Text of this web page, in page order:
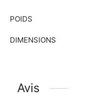
POIDS
DIMENSIONS
Avis